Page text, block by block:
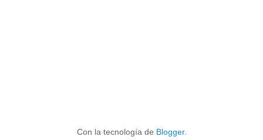
Con la tecnología de Blogger.